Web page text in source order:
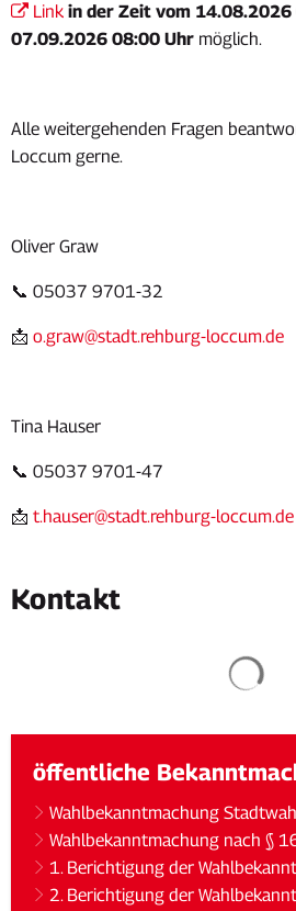
Link in der Zeit vom 14.08.2026
07.09.2026 08:00 Uhr möglich.
Alle weitergehenden Fragen
Loccum gerne.
Oliver Graw
📞 05037 9701-32
📩 o.graw@stadt.rehburg-loccum.de
Tina Hauser
📞 05037 9701-47
📩 t.hauser@stadt.rehburg-loccum.de
Kontakt
öffentliche
Wahlbekanntmachung
Wahlbekanntmachung nach §
1. Berichtigung der
2. Berichtigung der